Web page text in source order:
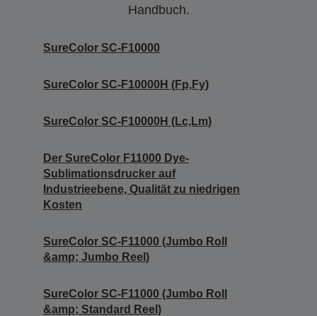
Handbuch.
SureColor SC-F10000
SureColor SC-F10000H (Fp,Fy)
SureColor SC-F10000H (Lc,Lm)
Der SureColor F11000 Dye-
Sublimationsdrucker auf
Industrieebene, Qualität zu niedrigen
Kosten
SureColor SC-F11000 (Jumbo Roll
&amp; Jumbo Reel)
SureColor SC-F11000 (Jumbo Roll
&amp; Standard Reel)